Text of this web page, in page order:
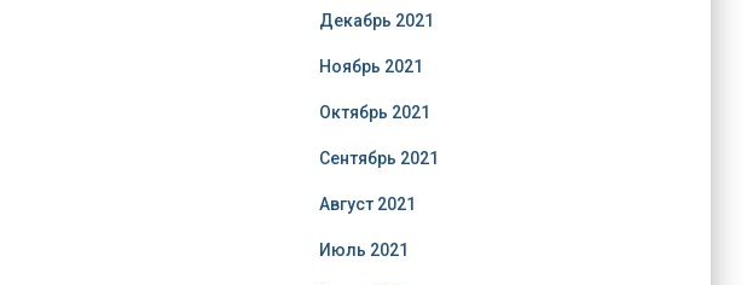
Декабрь 2021
Ноябрь 2021
Октябрь 2021
Сентябрь 2021
Август 2021
Июль 2021